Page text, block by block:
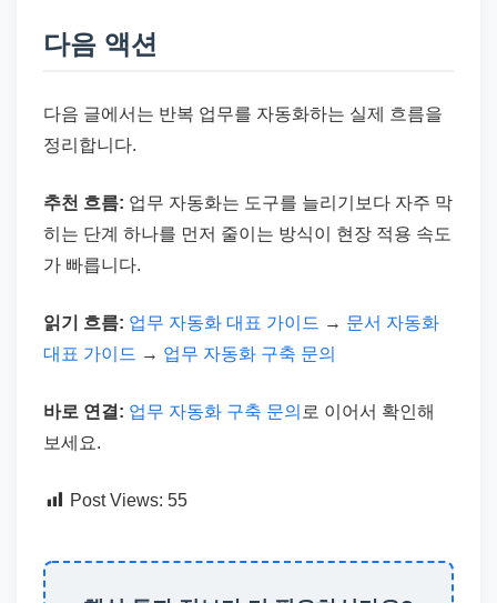
다음 액션
다음 글에서는 반복 업무를 자동화하는 실제 흐름을
정리합니다.
추천 흐름: 업무 자동화는 도구를 늘리기보다 자주 막
히는 단계 하나를 먼저 줄이는 방식이 현장 적용 속도
가 빠릅니다.
읽기 흐름: 업무 자동화 대표 가이드 → 문서 자동화
대표 가이드 → 업무 자동화 구축 문의
바로 연결: 업무 자동화 구축 문의 로 이어서 확인해
보세요.
Post Views: 55